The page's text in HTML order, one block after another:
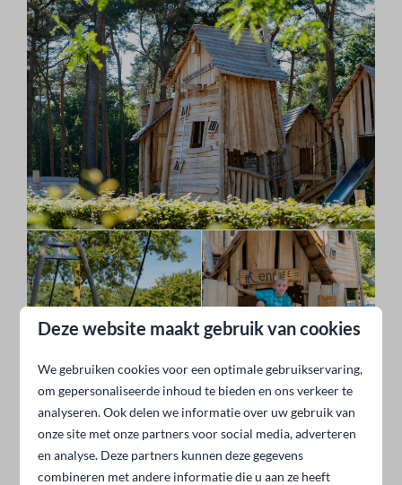
Deze website maakt gebruik van cookies
We gebruiken cookies voor een optimale gebruikservaring,
om gepersonaliseerde inhoud te bieden en ons verkeer te
analyseren. Ook delen we informatie over uw gebruik van
onze site met onze partners voor social media, adverteren
en analyse. Deze partners kunnen deze gegevens
combineren met andere informatie die u aan ze heeft